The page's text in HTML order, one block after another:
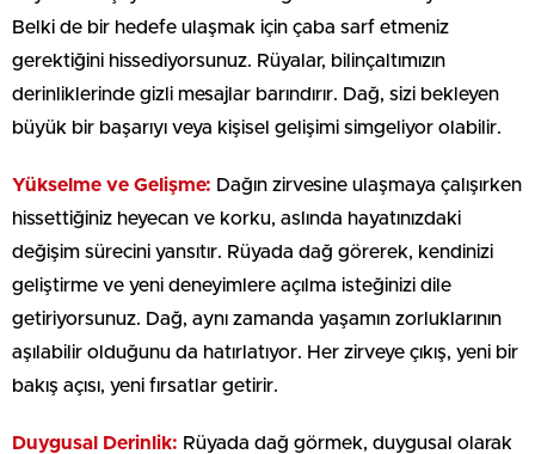
Belki de bir hedefe ulaşmak için çaba sarf etmeniz
gerektiğini hissediyorsunuz. Rüyalar, bilinçaltımızın
derinliklerinde gizli mesajlar barındırır. Dağ, sizi bekleyen
büyük bir başarıyı veya kişisel gelişimi simgeliyor olabilir.
Yükselme ve Gelişme: Dağın zirvesine ulaşmaya çalışırken
hissettiğiniz heyecan ve korku, aslında hayatınızdaki
değişim sürecini yansıtır. Rüyada dağ görerek, kendinizi
geliştirme ve yeni deneyimlere açılma isteğinizi dile
getiriyorsunuz. Dağ, aynı zamanda yaşamın zorluklarının
aşılabilir olduğunu da hatırlatıyor. Her zirveye çıkış, yeni bir
bakış açısı, yeni fırsatlar getirir.
Duygusal Derinlik: Rüyada dağ görmek, duygusal olarak